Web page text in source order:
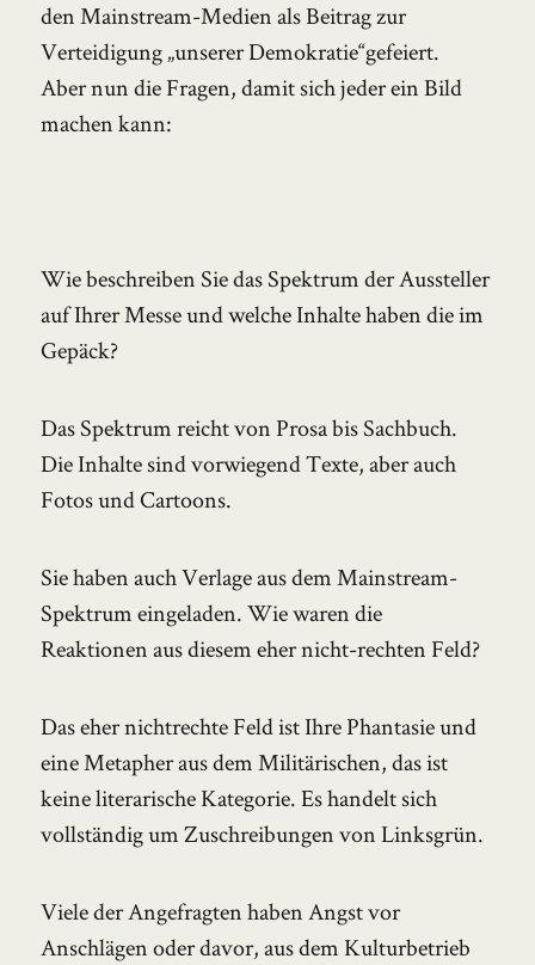
den Mainstream-Medien als Beitrag zur
Verteidigung „unserer Demokratie“gefeiert.
Aber nun die Fragen, damit sich jeder ein Bild
machen kann:
Wie beschreiben Sie das Spektrum der Aussteller
auf Ihrer Messe und welche Inhalte haben die im
Gepäck?
Das Spektrum reicht von Prosa bis Sachbuch.
Die Inhalte sind vorwiegend Texte, aber auch
Fotos und Cartoons.
Sie haben auch Verlage aus dem Mainstream-
Spektrum eingeladen. Wie waren die
Reaktionen aus diesem eher nicht-rechten Feld?
Das eher nichtrechte Feld ist Ihre Phantasie und
eine Metapher aus dem Militärischen, das ist
keine literarische Kategorie. Es handelt sich
vollständig um Zuschreibungen von Linksgrün.
Viele der Angefragten haben Angst vor
Anschlägen oder davor, aus dem Kulturbetrieb